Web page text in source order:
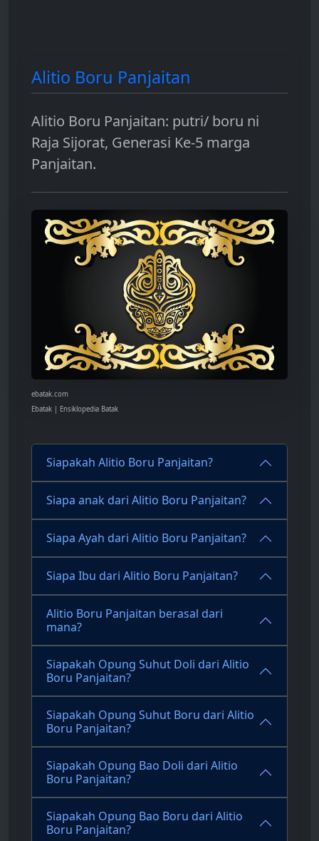
Alitio Boru Panjaitan
Alitio Boru Panjaitan: putri/ boru ni
Raja Sijorat, Generasi Ke-5 marga
Panjaitan.
ebatak.com
Ebatak | Ensiklopedia Batak
Siapakah Alitio Boru Panjaitan?
Siapa anak dari Alitio Boru Panjaitan?
Siapa Ayah dari Alitio Boru Panjaitan?
Siapa Ibu dari Alitio Boru Panjaitan?
Alitio Boru Panjaitan berasal dari
mana?
Siapakah Opung Suhut Doli dari Alitio
Boru Panjaitan?
Siapakah Opung Suhut Boru dari Alitio
Boru Panjaitan?
Siapakah Opung Bao Doli dari Alitio
Boru Panjaitan?
Siapakah Opung Bao Boru dari Alitio
Boru Panjaitan?